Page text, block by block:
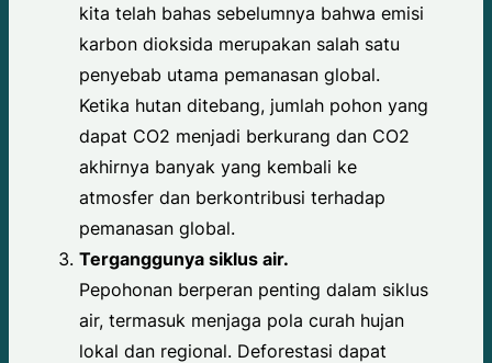
kita telah bahas sebelumnya bahwa emisi
karbon dioksida merupakan salah satu
penyebab utama pemanasan global.
Ketika hutan ditebang, jumlah pohon yang
dapat CO2 menjadi berkurang dan CO2
akhirnya banyak yang kembali ke
atmosfer dan berkontribusi terhadap
pemanasan global.
Terganggunya siklus air.
Pepohonan berperan penting dalam siklus
air, termasuk menjaga pola curah hujan
lokal dan regional. Deforestasi dapat